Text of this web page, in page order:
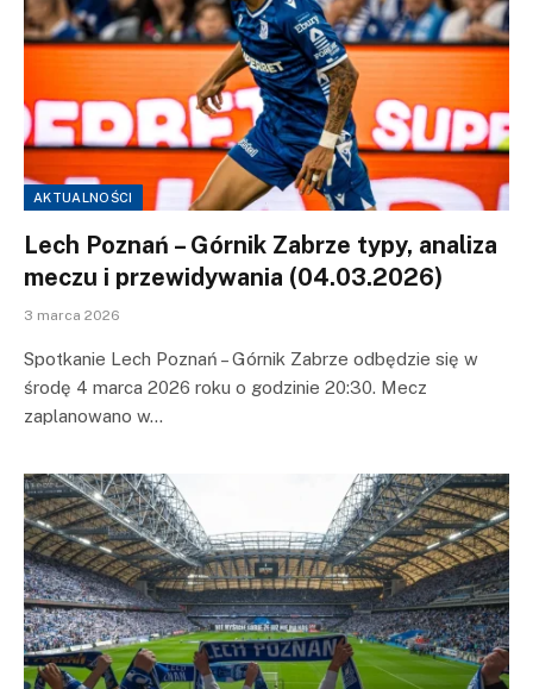
AKTUALNOŚCI
Lech Poznań – Górnik Zabrze typy, analiza
meczu i przewidywania (04.03.2026)
3 marca 2026
Spotkanie Lech Poznań – Górnik Zabrze odbędzie się w
środę 4 marca 2026 roku o godzinie 20:30. Mecz
zaplanowano w…